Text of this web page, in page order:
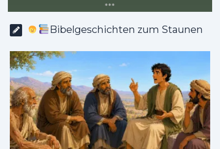
***
Bibelgeschichten zum Staunen